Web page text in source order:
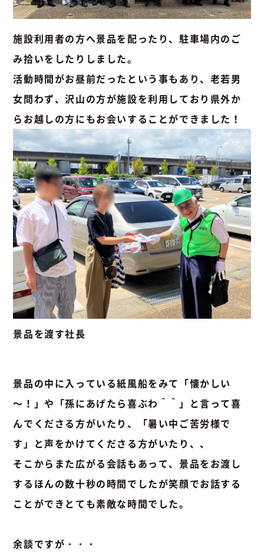
施設利用者の方へ景品を配ったり、駐車場内のご
み拾いをしたりしました。
活動時間がお昼前だったという事もあり、老若男
女問わず、沢山の方が施設を利用しており県外か
らお越しの方にもお会いすることができました！
景品を渡す社長
景品の中に入っている紙風船をみて「懐かしい
～！」や「孫にあげたら喜ぶわ＾＾」と言って喜
んでくださる方がいたり、「暑い中ご苦労様で
す」と声をかけてくださる方がいたり、、
そこからまた広がる会話もあって、景品をお渡し
するほんの数十秒の時間でしたが笑顔でお話する
ことができとても素敵な時間でした。
余談ですが・・・